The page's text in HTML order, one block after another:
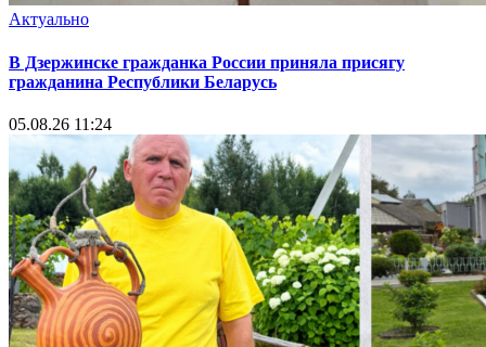
Актуально
В Дзержинске гражданка России приняла присягу
гражданина Республики Беларусь
05.08.26 11:24